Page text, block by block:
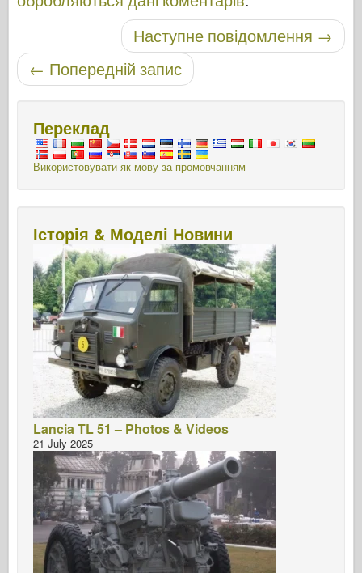
Навігація по постуНаступне повідомлення →
← Попередній запис
Переклад
Використовувати як мову за промовчанням
Історія & Моделі Новини
Lancia TL 51 – Photos & Videos
21 July 2025